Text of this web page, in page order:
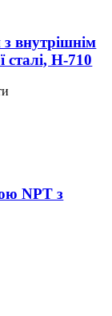
внутрішнім
сталі, H-710
NPT з